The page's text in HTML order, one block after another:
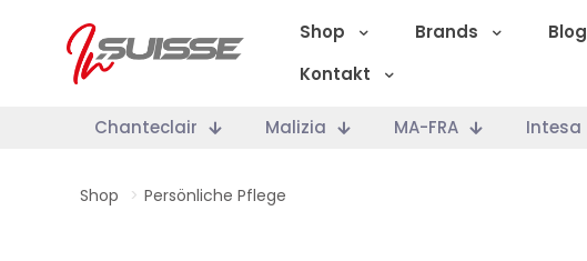
Shop Brands Blog
Kontakt
Chanteclair Malizia MA-FRA Intesa
Shop > Persönliche Pflege